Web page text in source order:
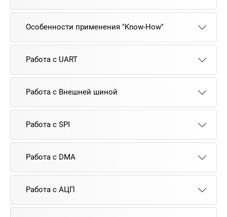
Особенности применения "Know-How"
Работа с UART
Работа с Внешней шиной
Работа с SPI
Работа с DMA
Работа с АЦП